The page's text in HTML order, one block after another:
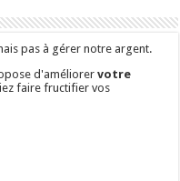
pas à gérer notre argent.
d'améliorervotre
faire fructifier vos